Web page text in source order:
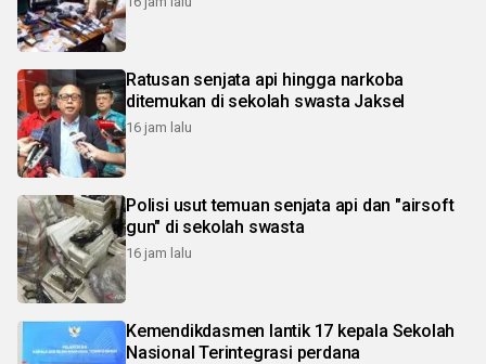
Ratusan senjata api hingga narkoba
ditemukan di sekolah swasta Jaksel
16 jam lalu
Polisi usut temuan senjata api dan "airsoft
gun" di sekolah swasta
16 jam lalu
Kemendikdasmen lantik 17 kepala Sekolah
Nasional Terintegrasi perdana